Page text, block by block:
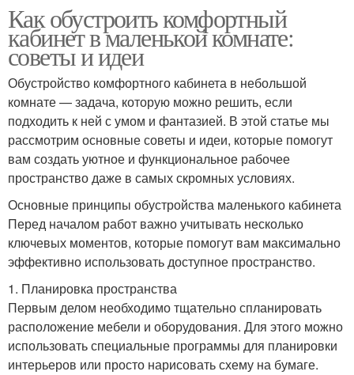
Как обустроить комфортный
кабинет в маленькой комнате:
советы и идеи
Обустройство комфортного кабинета в небольшой
комнате — задача, которую можно решить, если
подходить к ней с умом и фантазией. В этой статье мы
рассмотрим основные советы и идеи, которые помогут
вам создать уютное и функциональное рабочее
пространство даже в самых скромных условиях.
Основные принципы обустройства маленького кабинета
Перед началом работ важно учитывать несколько
ключевых моментов, которые помогут вам максимально
эффективно использовать доступное пространство.
1. Планировка пространства
Первым делом необходимо тщательно спланировать
расположение мебели и оборудования. Для этого можно
использовать специальные программы для планировки
интерьеров или просто нарисовать схему на бумаге.